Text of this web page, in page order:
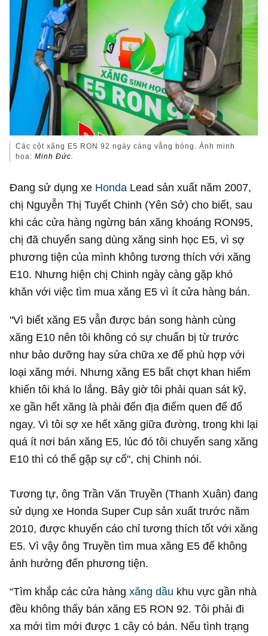
Các cột xăng E5 RON 92 ngày càng vắng bóng. Ảnh minh
họa:Minh Đức.
Đang sử dụng xe Honda Lead sản xuất năm 2007,
chị Nguyễn Thị Tuyết Chinh (Yên Sở) cho biết, sau
khi các cửa hàng ngừng bán xăng khoáng RON95,
chị đã chuyển sang dùng xăng sinh học E5, vì sợ
phương tiện của mình không tương thích với xăng
E10. Nhưng hiện chị Chinh ngày càng gặp khó
khăn với việc tìm mua xăng E5 vì ít cửa hàng bán.
"Vì biết xăng E5 vẫn được bán song hành cùng
xăng E10 nên tôi không có sự chuẩn bị từ trước
như bảo dưỡng hay sửa chữa xe để phù hợp với
loại xăng mới. Nhưng xăng E5 bất chợt khan hiếm
khiến tôi khá lo lắng. Bây giờ tôi phải quan sát kỹ,
xe gần hết xăng là phải đến địa điểm quen để đổ
ngay. Vì tôi sợ xe hết xăng giữa đường, trong khi lại
quá ít nơi bán xăng E5, lúc đó tôi chuyển sang xăng
E10 thì có thể gặp sự cố", chị Chinh nói.
Tương tự, ông Trần Văn Truyền (Thanh Xuân) đang
sử dụng xe Honda Super Cup sản xuất trước năm
2010, được khuyến cáo chỉ tương thích tốt với xăng
E5. Vì vậy ông Truyền tìm mua xăng E5 để không
ảnh hưởng đến phương tiện.
“Tìm khắp các cửa hàngxăng dầu khu vực gần nhà
đều không thấy bán xăng E5 RON 92. Tôi phải đi
xa mới tìm mới được 1 cây có bán. Nếu tình trạng